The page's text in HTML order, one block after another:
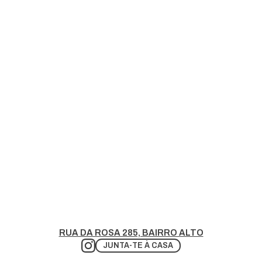
RUA DA ROSA 285, BAIRRO ALTO
JUNTA-TE À CASA